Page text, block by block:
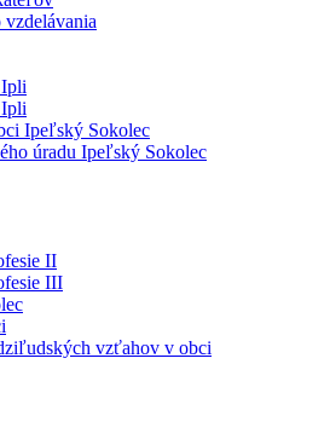
Ipeľský Sokolec
úradu Ipeľský Sokolec
II
III
vzťahov v obci